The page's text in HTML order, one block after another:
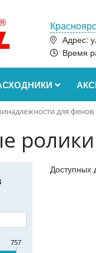
Адрес:
Время
для фенов
ролики
757
Доступных